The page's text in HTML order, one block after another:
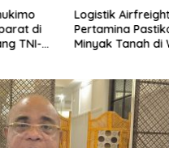
di
TNI-
Logistik Airfreight
Pertamina
Minyak Tanah di